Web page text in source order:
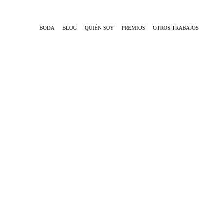
BODA BLOG QUIÉN SOY PREMIOS OTROS TRABAJOS